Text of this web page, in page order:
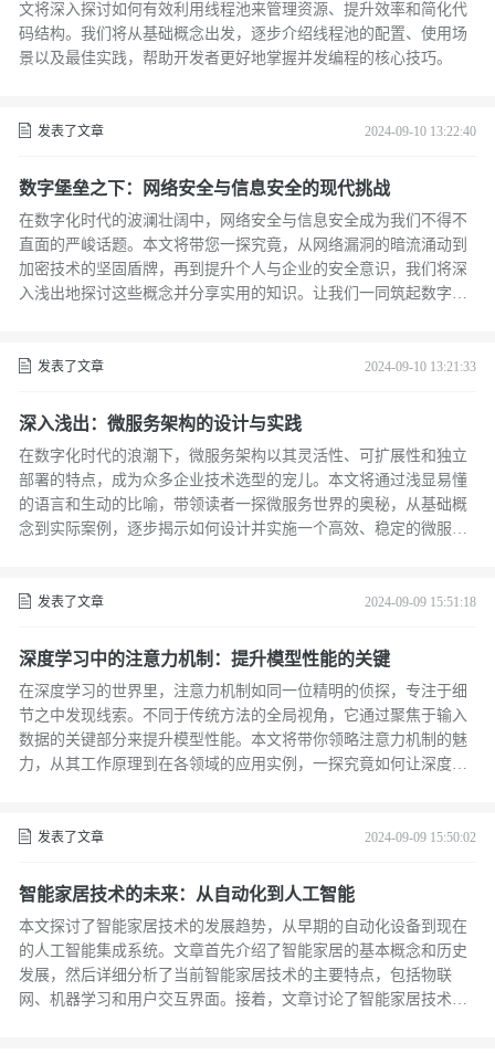
文将深入探讨如何有效利用线程池来管理资源、提升效率和简化代
码结构。我们将从基础概念出发，逐步介绍线程池的配置、使用场
景以及最佳实践，帮助开发者更好地掌握并发编程的核心技巧。
发表了文章 2024-09-10 13:22:40
数字堡垒之下：网络安全与信息安全的现代挑战
在数字化时代的波澜壮阔中，网络安全与信息安全成为我们不得不
直面的严峻话题。本文将带您一探究竟，从网络漏洞的暗流涌动到
加密技术的坚固盾牌，再到提升个人与企业的安全意识，我们将深
入浅出地探讨这些概念并分享实用的知识。让我们一同筑起数字世
发表了文章 2024-09-10 13:21:33
深入浅出：微服务架构的设计与实践
在数字化时代的浪潮下，微服务架构以其灵活性、可扩展性和独立
部署的特点，成为众多企业技术选型的宠儿。本文将通过浅显易懂
的语言和生动的比喻，带领读者一探微服务世界的奥秘，从基础概
念到实际案例，逐步揭示如何设计并实施一个高效、稳定的微服务
发表了文章 2024-09-09 15:51:18
深度学习中的注意力机制：提升模型性能的关键
在深度学习的世界里，注意力机制如同一位精明的侦探，专注于细
节之中发现线索。不同于传统方法的全局视角，它通过聚焦于输入
数据的关键部分来提升模型性能。本文将带你领略注意力机制的魅
力，从其工作原理到在各领域的应用实例，一探究竟如何让深度学
发表了文章 2024-09-09 15:50:02
智能家居技术的未来：从自动化到人工智能
本文探讨了智能家居技术的发展趋势，从早期的自动化设备到现在
的人工智能集成系统。文章首先介绍了智能家居的基本概念和历史
发展，然后详细分析了当前智能家居技术的主要特点，包括物联
网、机器学习和用户交互界面。接着，文章讨论了智能家居技术面